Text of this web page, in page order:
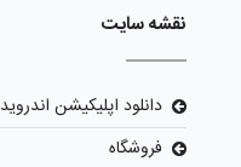
نقشه سایت
دانلود اپلیکیشن اندروید
فروشگاه